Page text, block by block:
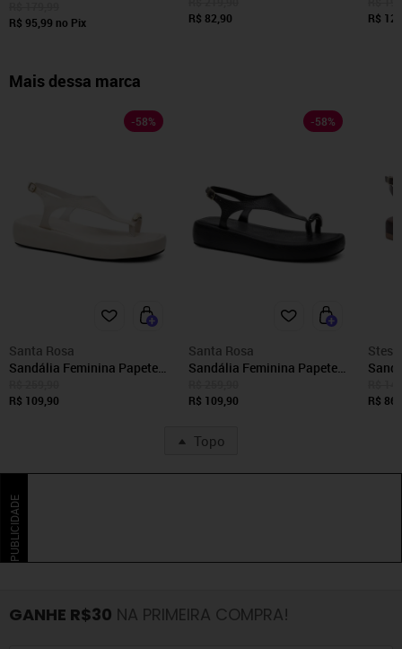
R$ 95,99 no Pix
Metalizado Enfeite Metal
R$ 82,90
R$
Mais dessa marca
-58%
Santa Rosa
Sandália Feminina Papete
Santa Rosa
R$ 109,90
-58%
Santa Rosa
Sandália Feminina Papete
Rosa
R$ 109,90
R$
Topo
PUBLICIDADE
GANHE R$30 NA PRIMEIRA COMPRA!